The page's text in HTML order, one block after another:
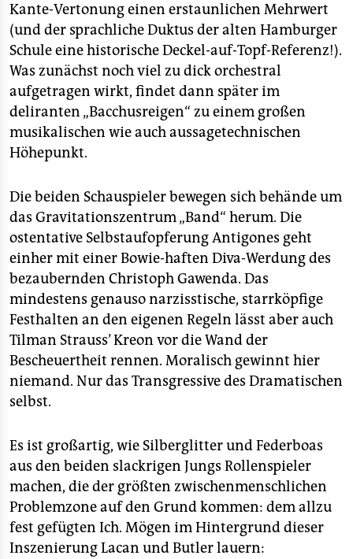
Kante-Vertonung einen erstaunlichen Mehrwert
(und der sprachliche Duktus der alten Hamburger
Schule eine historische Deckel-auf-Topf-Referenz!).
Was zunächst noch viel zu dick orchestral
aufgetragen wirkt, findet dann später im
deliranten „Bacchusreigen“ zu einem großen
musikalischen wie auch aussagetechnischen
Höhepunkt.
Die beiden Schauspieler bewegen sich behände um
das Gravitationszentrum „Band“ herum. Die
ostentative Selbstaufopferung Antigones geht
einher mit einer Bowie-haften Diva-Werdung des
bezaubernden Christoph Gawenda. Das
mindestens genauso narzisstische, starrköpfige
Festhalten an den eigenen Regeln lässt aber auch
Tilman Strauss’ Kreon vor die Wand der
Bescheuertheit rennen. Moralisch gewinnt hier
niemand. Nur das Transgressive des Dramatischen
selbst.
Es ist großartig, wie Silberglitter und Federboas
aus den beiden slackrigen Jungs Rollenspieler
machen, die der größten zwischenmenschlichen
Problemzone auf den Grund kommen: dem allzu
fest gefügten Ich. Mögen im Hintergrund dieser
Inszenierung Lacan und Butler lauern: